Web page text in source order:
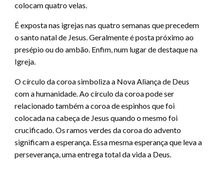
colocam quatro velas.
É exposta nas igrejas nas quatro semanas que precedem
o santo natal de Jesus. Geralmente é posta próximo ao
presépio ou do ambão. Enfim, num lugar de destaque na
Igreja.
O círculo da coroa simboliza a Nova Aliança de Deus
com a humanidade. Ao círculo da coroa pode ser
relacionado também a coroa de espinhos que foi
colocada na cabeça de Jesus quando o mesmo foi
crucificado. Os ramos verdes da coroa do advento
significam a esperança. Essa mesma esperança que leva a
perseverança, uma entrega total da vida a Deus.